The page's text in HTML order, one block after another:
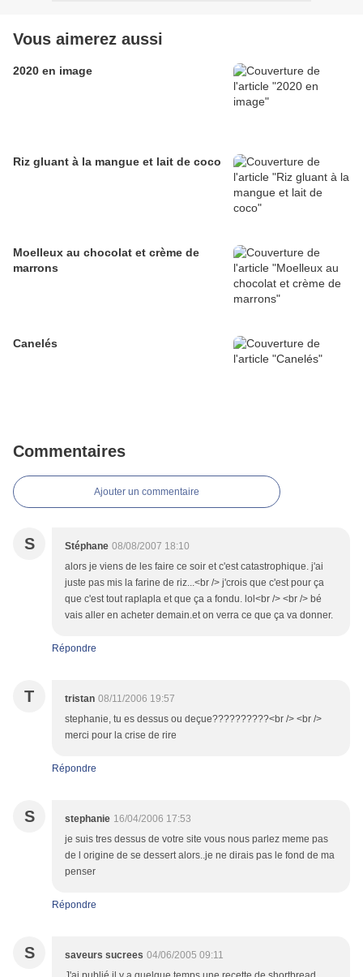
Vous aimerez aussi
2020 en image
Riz gluant à la mangue et lait de coco
Moelleux au chocolat et crème de
marrons
Canelés
Commentaires
Ajouter un commentaire
S Stéphane 08/08/2007 18:10
alors je viens de les faire ce soir et c'est catastrophique. j'ai
juste pas mis la farine de riz...<br /> j'crois que c'est pour ça
que c'est tout raplapla et que ça a fondu. lol<br /> <br /> bé
vais aller en acheter demain.et on verra ce que ça va donner.
Répondre
T tristan 08/11/2006 19:57
stephanie, tu es dessus ou deçue??????????<br /> <br />
merci pour la crise de rire
Répondre
S stephanie 16/04/2006 17:53
je suis tres dessus de votre site vous nous parlez meme pas
de l origine de se dessert alors..je ne dirais pas le fond de ma
penser
Répondre
S saveurs sucrees 04/06/2005 09:11